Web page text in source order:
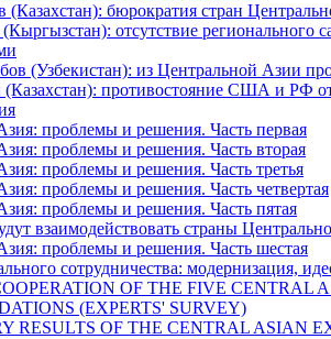
(Казахстан): бюрократия стран
отсутствие регионального
(Узбекистан): из Центральной Азии
(Казахстан): противостояние США и РФ
проблемы и решения. Часть первая
проблемы и решения. Часть вторая
проблемы и решения. Часть третья
проблемы и решения. Часть четвертая
проблемы и решения. Часть пятая
взаимодействовать страны
проблемы и решения. Часть шестая
сотрудничества: модернизация,
OF THE FIVE CENTRAL
(EXPERTS' SURVEY)
RESULTS OF THE CENTRAL ASIAN